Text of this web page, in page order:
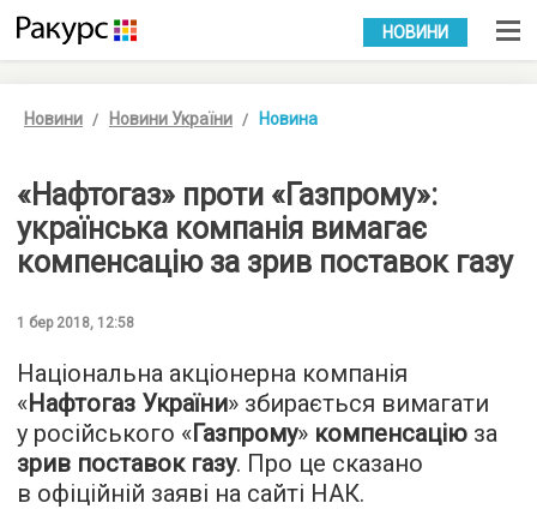
УКР РУС
НОВИНИ
Новини Новини України Новина
«Нафтогаз» проти «Газпрому»:
українська компанія вимагає
компенсацію за зрив поставок газу
1 бер 2018, 12:58
Національна акціонерна компанія
«Нафтогаз України» збирається вимагати
у російського «Газпрому» компенсацію за
зрив поставок газу. Про це сказано
в офіційній заяві на сайті НАК.